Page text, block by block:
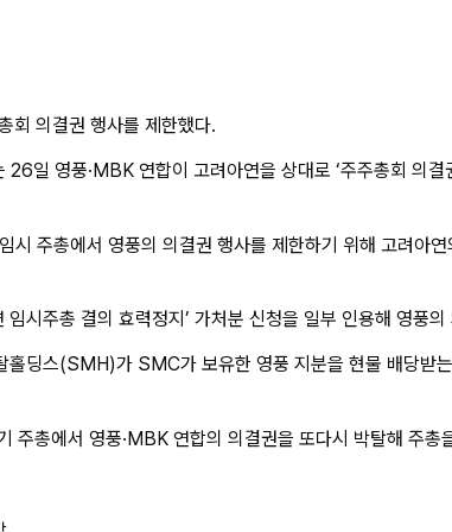
회 의결권 행사를 제한했다.
일 영풍·MBK 연합이 고려아연을 상대로 ‘주주총회 의
시 주총에서 영풍의 의결권 행사를 제한하기 위해 고려
시주총 결의 효력정지’ 가처분 신청을 일부 인용해 영풍
홀딩스(SMH)가 SMC가 보유한 영풍 지분을 현물 배당받
주총에서 영풍·MBK 연합의 의결권을 또다시 박탈해 주